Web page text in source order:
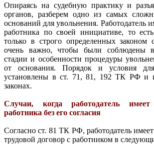
Опираясь на судебную практику и
органов, разберем одно из самых
оснований для увольнения. Работодатель
работника по своей инициативе, то
только в строго определенных законом
очень важно, чтобы были соблюдены
стадии и особенности процедуры
от основания. Порядок и условия
установлены в ст. 71, 81, 192 ТК РФ и
законах.
Случаи, когда работодатель
работника без его согласия
Согласно ст. 81 ТК РФ, работодатель
трудовой договор с работником в